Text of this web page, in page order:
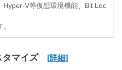
Hyper-V等仮想環境機能、Bit Loc
タマイズ [詳細]